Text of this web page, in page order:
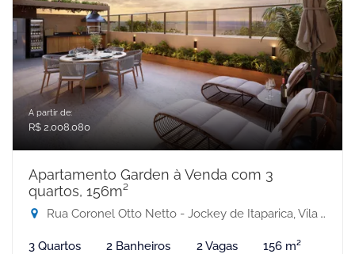
A partir de:
R$ 2.008.080
Apartamento Garden à Venda com 3
quartos, 156m²
Rua Coronel Otto Netto - Jockey de Itaparica, Vila Velha-ES
3 Quartos 2 Banheiros 2 Vagas 156 m²